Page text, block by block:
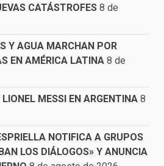
CATÁSTROFES 8 de
Y AGUA MARCHAN POR
EN AMÉRICA LATINA 8 de
LIONEL MESSI EN ARGENTINA 8
NOTIFICA A GRUPOS
LOS DIÁLOGOS» Y ANUNCIA